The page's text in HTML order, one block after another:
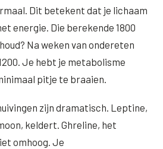
Dit betekent dat je lichaam
energie. Die berekende 1800
Na weken van ondereten
Je hebt je metabolisme
pitje te braaien.
zijn dramatisch. Leptine,
keldert. Ghreline, het
omhoog. Je